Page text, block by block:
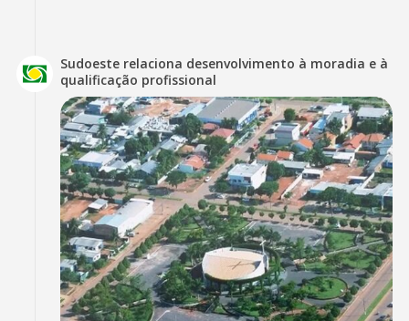
Sudoeste relaciona desenvolvimento à moradia e à
qualificação profissional